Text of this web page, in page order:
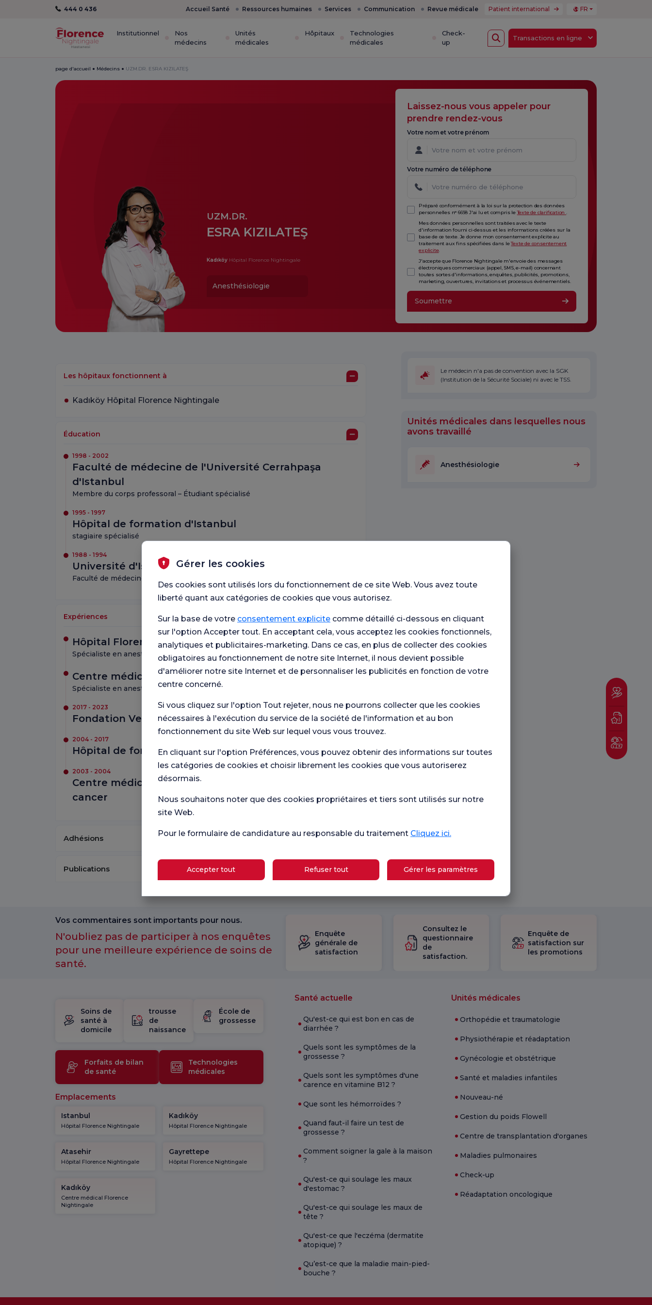
444 0 436 Accueil Santé Ressources humaines Services Communication Revue médicale Patient international FR
Institutionnel
Nos
médecins
Unités
médicales
Hôpitaux
Technologies
médicales
Check-
up
Transactions en ligne
page d'accueil Médecins UZM.DR. ESRA KIZILATEŞ
UZM.DR.
ESRA KIZILATEŞ
KadıköyHôpital Florence Nightingale
Anesthésiologie
Laissez-nous vous appeler pour
prendre rendez-vous
Votre nom et votre prénom
Votre numéro de téléphone
Préparé conformément à la loi sur la protection des données
personnelles n° 6698 J'ai lu et compris leTexte de clarification .
Mes données personnelles sont traitées avec le texte
d'information fourni ci-dessus et les informations créées sur la
base de ce texte. Je donne mon consentement explicite au
traitement aux fins spécifiées dans leTexte de consentement
explicite.
J'accepte que Florence Nightingale m'envoie des messages
électroniques commerciaux (appel, SMS, e-mail) concernant
toutes sortes d'informations, enquêtes, publicités, promotions,
marketing, ouvertures, invitations et processus événementiels.
Soumettre
Les hôpitaux fonctionnent à
Kadıköy Hôpital Florence Nightingale
Éducation
1998 - 2002
Faculté de médecine de l'Université Cerrahpaşa
d'Istanbul
Membre du corps professoral – Étudiant spécialisé
1995 - 1997
Hôpital de formation d'Istanbul
stagiaire spécialisé
1988 - 1994
Université d'Istanbul Cerrahpaşa
Faculté de médecine
Expériences
Hôpital Florence Nightingale de Kadiköy
Spécialiste en anesthésiologie et réanimation
Centre médical Florence Nightingale de Kadıköy
Spécialiste en anesthésiologie et réanimation
2017 - 2023
Fondation Vehbi Koç Centre Médical Américain
2004 - 2017
Hôpital de formation et de recherche d'Antalya
2003 - 2004
Centre médical Bedii Gorbon de la Société turque du
cancer
Adhésions
Publications
Le médecin n'a pas de convention avec la SGK
(Institution de la Sécurité Sociale) ni avec le TSS.
Unités médicales dans lesquelles nous
avons travaillé
Anesthésiologie
Soins de
santé à
domicile
trousse
de
naissance
École de
grossesse
Forfaits de bilan
de santé
Technologies
médicales
Emplacements
Istanbul
Hôpital Florence Nightingale
Kadıköy
Hôpital Florence Nightingale
Atasehir
Hôpital Florence Nightingale
Gayrettepe
Hôpital Florence Nightingale
Kadıköy
Centre médical Florence
Nightingale
Santé actuelle
Qu'est-ce qui est bon en cas de
diarrhée ?
Quels sont les symptômes de la
grossesse ?
Quels sont les symptômes d'une
carence en vitamine B12 ?
Que sont les hémorroïdes ?
Quand faut-il faire un test de
grossesse ?
Comment soigner la gale à la maison
?
Qu'est-ce qui soulage les maux
d'estomac ?
Qu'est-ce qui soulage les maux de
tête ?
Qu'est-ce que l'eczéma (dermatite
atopique) ?
Qu’est-ce que la maladie main-pied-
bouche ?
Unités médicales
Orthopédie et traumatologie
Physiothérapie et réadaptation
Gynécologie et obstétrique
Santé et maladies infantiles
Nouveau-né
Gestion du poids Flowell
Centre de transplantation d'organes
Maladies pulmonaires
Check-up
Réadaptation oncologique
Vos commentaires sont importants pour nous.
N'oubliez pas de participer à nos enquêtes
pour une meilleure expérience de soins de
santé.
Enquête
générale de
satisfaction
Consultez le
questionnaire
de
satisfaction.
Enquête de
satisfaction sur
les promotions
Gérer les cookies
Des cookies sont utilisés lors du fonctionnement de ce site Web. Vous avez toute
liberté quant aux catégories de cookies que vous autorisez.
Sur la base de votre consentement explicite comme détaillé ci-dessous en cliquant
sur l'option Accepter tout. En acceptant cela, vous acceptez les cookies fonctionnels,
analytiques et publicitaires-marketing. Dans ce cas, en plus de collecter des cookies
obligatoires au fonctionnement de notre site Internet, il nous devient possible
d'améliorer notre site Internet et de personnaliser les publicités en fonction de votre
centre concerné.
Si vous cliquez sur l'option Tout rejeter, nous ne pourrons collecter que les cookies
nécessaires à l'exécution du service de la société de l'information et au bon
fonctionnement du site Web sur lequel vous vous trouvez.
En cliquant sur l'option Préférences, vous pouvez obtenir des informations sur toutes
les catégories de cookies et choisir librement les cookies que vous autoriserez
désormais.
Nous souhaitons noter que des cookies propriétaires et tiers sont utilisés sur notre
site Web.
Pour le formulaire de candidature au responsable du traitement Cliquez ici.
Accepter tout Refuser tout Gérer les paramètres